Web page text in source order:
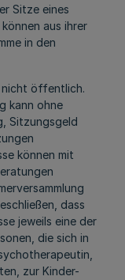
Sitze eines
aus ihrer
in den
nicht öffentlich.
kann ohne
Sitzungsgeld
können mit
dass
jeweils eine der
die sich in
zur Kinder-